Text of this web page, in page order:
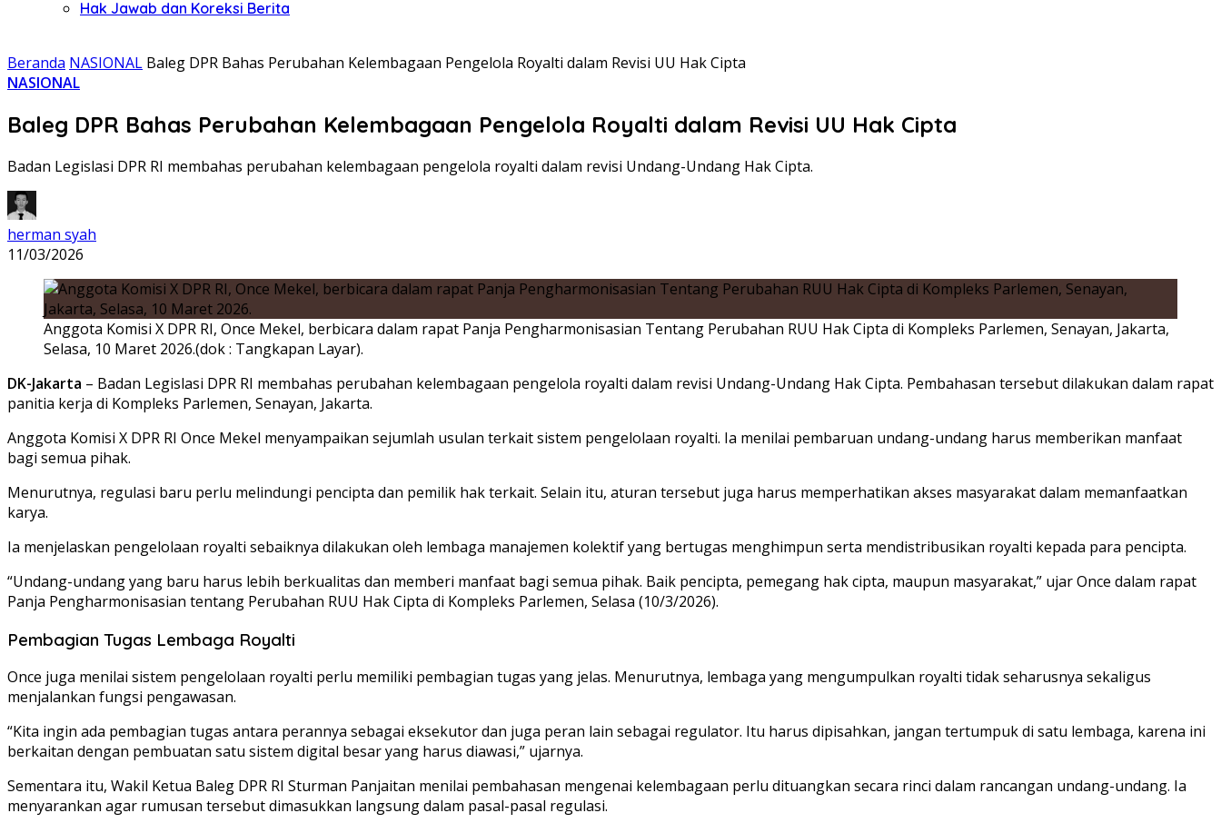
Hak Jawab dan Koreksi Berita
Beranda NASIONAL Baleg DPR Bahas Perubahan Kelembagaan Pengelola Royalti dalam Revisi UU Hak Cipta
NASIONAL
Baleg DPR Bahas Perubahan Kelembagaan Pengelola Royalti dalam Revisi UU Hak Cipta
Badan Legislasi DPR RI membahas perubahan kelembagaan pengelola royalti dalam revisi Undang-Undang Hak Cipta.
herman syah
11/03/2026
Anggota Komisi X DPR RI, Once Mekel, berbicara dalam rapat Panja Pengharmonisasian Tentang Perubahan RUU Hak Cipta di Kompleks Parlemen, Senayan, Jakarta,
Selasa, 10 Maret 2026.(dok : Tangkapan Layar).
DK-Jakarta – Badan Legislasi DPR RI membahas perubahan kelembagaan pengelola royalti dalam revisi Undang-Undang Hak Cipta. Pembahasan tersebut dilakukan dalam rapat
panitia kerja di Kompleks Parlemen, Senayan, Jakarta.
Anggota Komisi X DPR RI Once Mekel menyampaikan sejumlah usulan terkait sistem pengelolaan royalti. Ia menilai pembaruan undang-undang harus memberikan manfaat
bagi semua pihak.
Menurutnya, regulasi baru perlu melindungi pencipta dan pemilik hak terkait. Selain itu, aturan tersebut juga harus memperhatikan akses masyarakat dalam memanfaatkan
karya.
Ia menjelaskan pengelolaan royalti sebaiknya dilakukan oleh lembaga manajemen kolektif yang bertugas menghimpun serta mendistribusikan royalti kepada para pencipta.
“Undang-undang yang baru harus lebih berkualitas dan memberi manfaat bagi semua pihak. Baik pencipta, pemegang hak cipta, maupun masyarakat,” ujar Once dalam rapat
Panja Pengharmonisasian tentang Perubahan RUU Hak Cipta di Kompleks Parlemen, Selasa (10/3/2026).
Pembagian Tugas Lembaga Royalti
Once juga menilai sistem pengelolaan royalti perlu memiliki pembagian tugas yang jelas. Menurutnya, lembaga yang mengumpulkan royalti tidak seharusnya sekaligus
menjalankan fungsi pengawasan.
“Kita ingin ada pembagian tugas antara perannya sebagai eksekutor dan juga peran lain sebagai regulator. Itu harus dipisahkan, jangan tertumpuk di satu lembaga, karena ini
berkaitan dengan pembuatan satu sistem digital besar yang harus diawasi,” ujarnya.
Sementara itu, Wakil Ketua Baleg DPR RI Sturman Panjaitan menilai pembahasan mengenai kelembagaan perlu dituangkan secara rinci dalam rancangan undang-undang. Ia
menyarankan agar rumusan tersebut dimasukkan langsung dalam pasal-pasal regulasi.